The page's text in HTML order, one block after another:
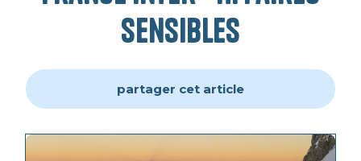
Sensibles
partager cet article